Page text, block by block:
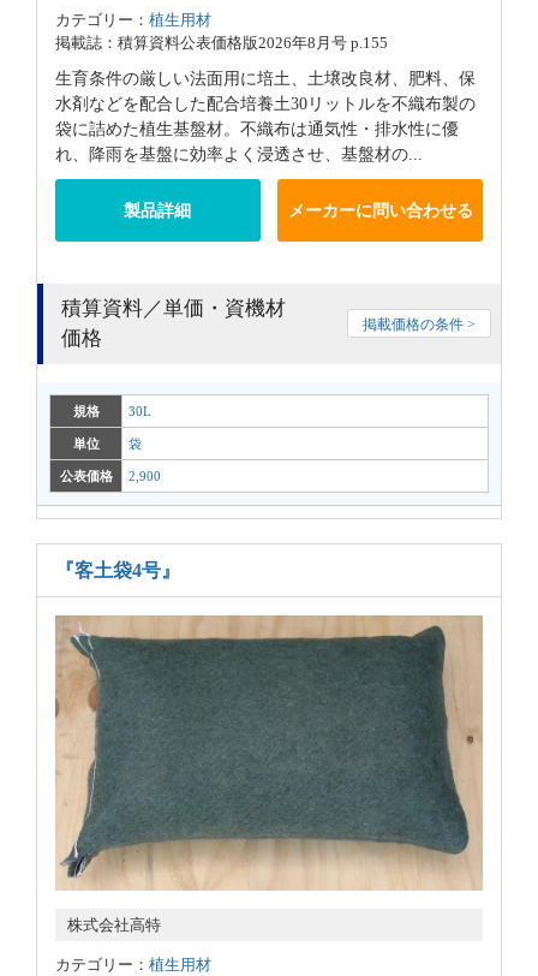
カテゴリー： 植生用材
掲載誌：積算資料公表価格版2026年8月号 p.155
生育条件の厳しい法面用に培土、土壌改良材、肥料、保
水剤などを配合した配合培養土30リットルを不織布製の
袋に詰めた植生基盤材。不織布は通気性・排水性に優
れ、降雨を基盤に効率よく浸透させ、基盤材の...
製品詳細 メーカーに問い合わせる
積算資料／単価・資機材
価格
掲載価格の条件 >
規格 30L
単位 袋
公表価格 2,900
『客土袋4号』
株式会社高特
カテゴリー： 植生用材